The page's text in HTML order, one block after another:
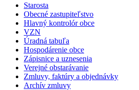
Starosta
Obecné zastupiteľstvo
Hlavný kontrolór obce
VZN
Úradná tabuľa
Hospodárenie obce
Zápisnice a uznesenia
Verejné obstarávanie
Zmluvy, faktúry a objednávky
Archív zmluvy